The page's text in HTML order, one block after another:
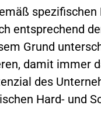
entsprechend
Grund
damit immer
des
Hard- und